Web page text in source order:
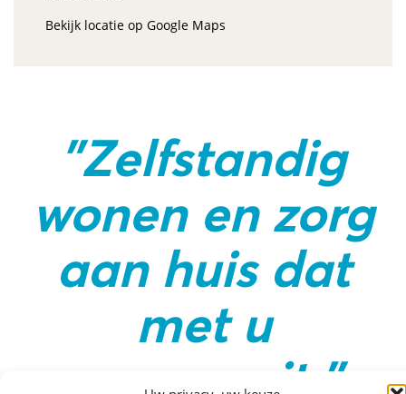
Bekijk locatie op Google Maps
"Zelfstandig
wonen en zorg
aan huis dat
met u
meegroeit."